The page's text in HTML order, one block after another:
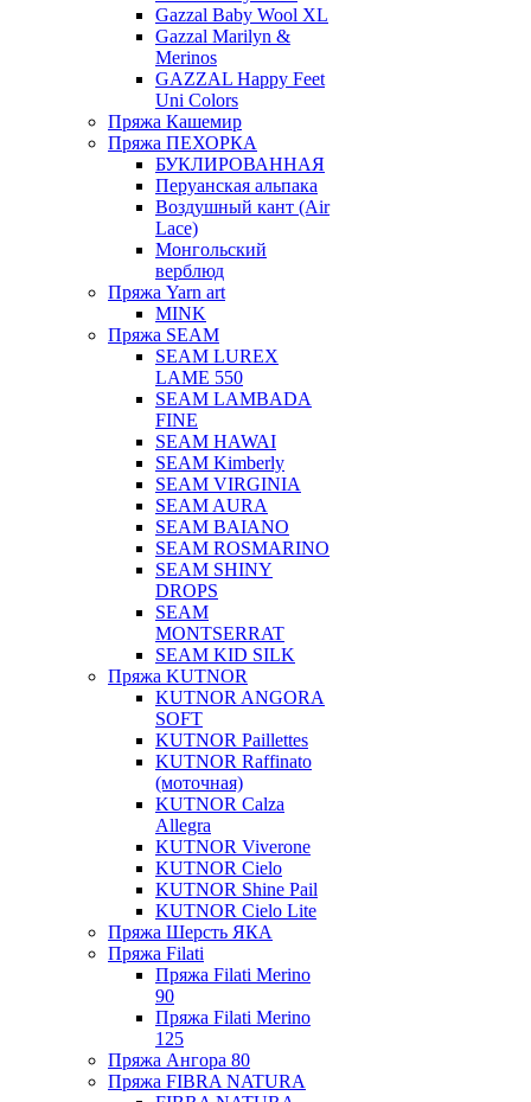
Gazzal Baby Wool XL
Gazzal Marilyn &
Merinos
GAZZAL Happy Feet
Uni Colors
Пряжа Кашемир
Пряжа ПЕХОРКА
БУКЛИРОВАННАЯ
Перуанская альпака
Воздушный кант (Air
Lace)
Монгольский
верблюд
Пряжа Yarn art
MINK
Пряжа SEAM
SEAM LUREX
LAME 550
SEAM LAMBADA
FINE
SEAM HAWAI
SEAM Kimberly
SEAM VIRGINIA
SEAM AURA
SEAM BAIANO
SEAM ROSMARINO
SEAM SHINY
DROPS
SEAM
MONTSERRAT
SEAM KID SILK
Пряжа KUTNOR
KUTNOR ANGORA
SOFT
KUTNOR Paillettes
KUTNOR Raffinato
(моточная)
KUTNOR Calza
Allegra
KUTNOR Viverone
KUTNOR Cielo
KUTNOR Shine Pail
KUTNOR Cielo Lite
Пряжа Шерсть ЯКА
Пряжа Filati
Пряжа Filati Merino
90
Пряжа Filati Merino
125
Пряжа Ангора 80
Пряжа FIBRA NATURA